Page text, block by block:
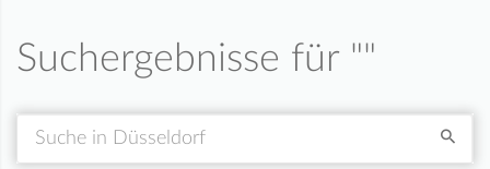
Suchergebnisse für ""